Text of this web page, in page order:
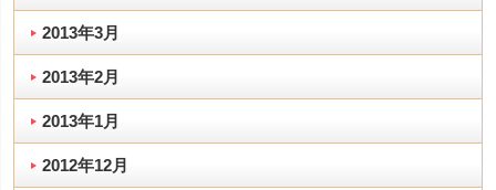
2013年3月
2013年2月
2013年1月
2012年12月